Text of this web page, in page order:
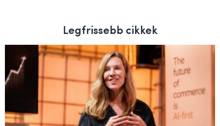
Legfrissebb cikkek